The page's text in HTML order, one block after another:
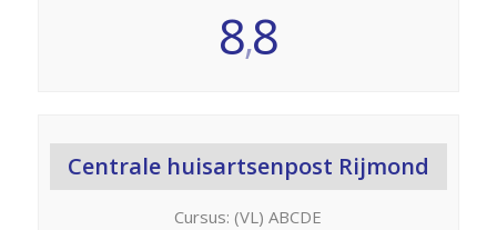
8,8
Centrale huisartsenpost Rijmond
Cursus: (VL) ABCDE